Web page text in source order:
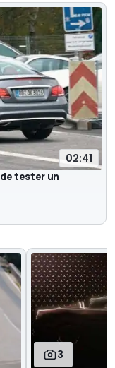
02:41
tester un
3